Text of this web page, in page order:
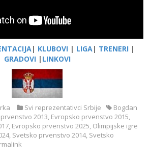
| KLUBOVI | LIGA| TRENERI |
GRADOVI | LINKOVI
Svi reprezentativci Srbije
Bogdan
2013, Evropsko prvenstvo 2015,
, Evropsko prvenstvo 2025, Olimpijske igre
, Svetsko prvenstvo 2014, Svetsko